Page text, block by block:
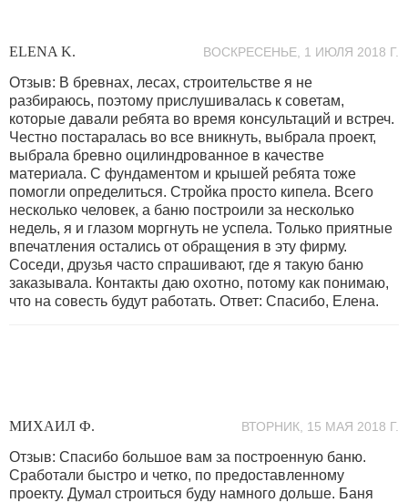
ELENA K. ВОСКРЕСЕНЬЕ, 1 ИЮЛЯ 2018 Г.
Отзыв: В бревнах, лесах, строительстве я не
разбираюсь, поэтому прислушивалась к советам,
которые давали ребята во время консультаций и встреч.
Честно постаралась во все вникнуть, выбрала проект,
выбрала бревно оцилиндрованное в качестве
материала. С фундаментом и крышей ребята тоже
помогли определиться. Стройка просто кипела. Всего
несколько человек, а баню построили за несколько
недель, я и глазом моргнуть не успела. Только приятные
впечатления остались от обращения в эту фирму.
Соседи, друзья часто спрашивают, где я такую баню
заказывала. Контакты даю охотно, потому как понимаю,
что на совесть будут работать. Ответ: Спасибо, Елена.
МИХАИЛ Ф. ВТОРНИК, 15 МАЯ 2018 Г.
Отзыв: Спасибо большое вам за построенную баню.
Сработали быстро и четко, по предоставленному
проекту. Думал строиться буду намного дольше. Баня